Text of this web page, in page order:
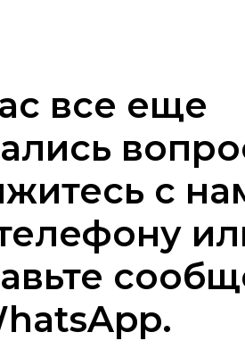
все еще
с